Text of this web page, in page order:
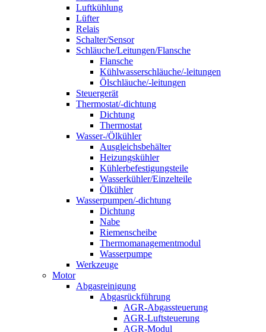
Luftkühlung
Lüfter
Relais
Schalter/Sensor
Schläuche/Leitungen/Flansche
Flansche
Kühlwasserschläuche/-leitungen
Ölschläuche/-leitungen
Steuergerät
Thermostat/-dichtung
Dichtung
Thermostat
Wasser-/Ölkühler
Ausgleichsbehälter
Heizungskühler
Kühlerbefestigungsteile
Wasserkühler/Einzelteile
Ölkühler
Wasserpumpen/-dichtung
Dichtung
Nabe
Riemenscheibe
Thermomanagementmodul
Wasserpumpe
Werkzeuge
Motor
Abgasreinigung
Abgasrückführung
AGR-Abgassteuerung
AGR-Luftsteuerung
AGR-Modul